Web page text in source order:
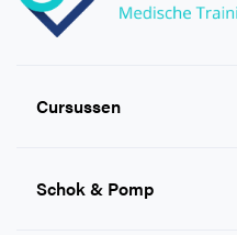
Cursussen
EHBO cursussen
Schok & Pomp